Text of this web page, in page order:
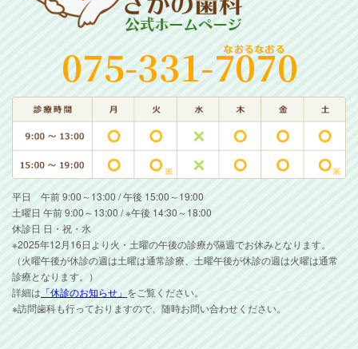
平日 午前 9:00～13:00 / 午後 15:00～19:00
土曜日 午前 9:00～13:00 / ※午後 14:30～18:00
休診日 日・祝・水
※2025年12月16日より火・土曜の午後の診療が隔週でお休みとなります。
（火曜午後が休診の週は土曜は通常診療、土曜午後が休診の週は火曜は通常
診療となります。）
詳細は 「休診のお知らせ」 をご覧ください。
※訪問歯科も行っておりますので、随時お問い合わせください。